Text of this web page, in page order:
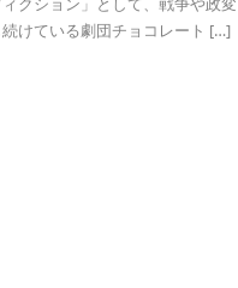
けている劇団チョコレート […]